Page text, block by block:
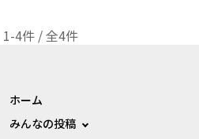
1-4件 / 全4件
ホーム
みんなの投稿